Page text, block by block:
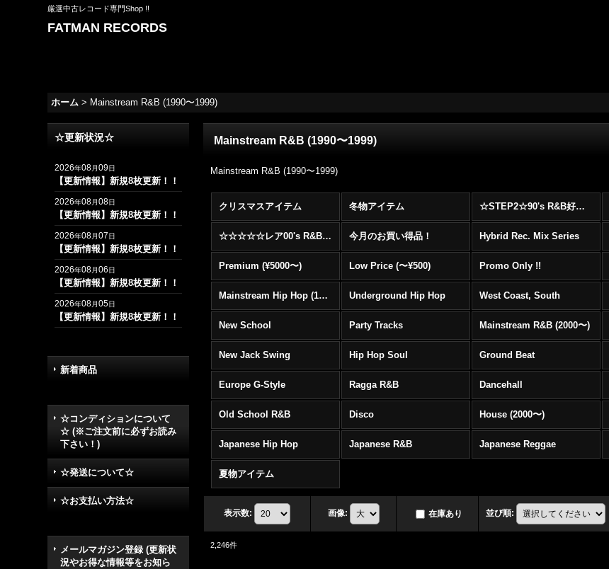
厳選中古レコード専門Shop !!
FATMAN RECORDS
ホーム > Mainstream R&B (1990〜1999)
☆更新状況☆
2026年08月09日
【更新情報】新規8枚更新！！
2026年08月08日
【更新情報】新規8枚更新！！
2026年08月07日
【更新情報】新規8枚更新！！
2026年08月06日
【更新情報】新規8枚更新！！
2026年08月05日
【更新情報】新規8枚更新！！
新着商品
☆コンディションについて
☆ (※ご注文前に必ずお読み
下さい！)
☆発送について☆
☆お支払い方法☆
メールマガジン登録 (更新状
況やお得な情報等をお知ら
Mainstream R&B (1990〜1999)
Mainstream R&B (1990〜1999)
クリスマスアイテム 冬物アイテム ☆STEP2☆90's R&B好きに自信を持ってオススメ出来る00's R&B Best 100 !!!
☆☆☆☆☆レア00's R&B Promo Only盤特集！！☆☆☆☆☆ 今月のお買い得品！ Hybrid Rec. Mix Series
Premium (¥5000〜) Low Price (〜¥500) Promo Only !!
Mainstream Hip Hop (1990〜1999) Underground Hip Hop West Coast, South
New School Party Tracks Mainstream R&B (2000〜)
New Jack Swing Hip Hop Soul Ground Beat
Europe G-Style Ragga R&B Dancehall
Old School R&B Disco House (2000〜)
Japanese Hip Hop Japanese R&B Japanese Reggae
夏物アイテム
表示数: 画像: 在庫あり 並び順:
2,246件